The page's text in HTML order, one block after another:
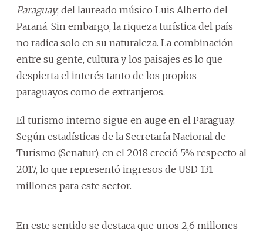
Paraguay, del laureado músico Luis Alberto del
Paraná. Sin embargo, la riqueza turística del país
no radica solo en su naturaleza. La combinación
entre su gente, cultura y los paisajes es lo que
despierta el interés tanto de los propios
paraguayos como de extranjeros.
El turismo interno sigue en auge en el Paraguay.
Según estadísticas de la Secretaría Nacional de
Turismo (Senatur), en el 2018 creció 5% respecto al
2017, lo que representó ingresos de USD 131
millones para este sector.
En este sentido se destaca que unos 2,6 millones